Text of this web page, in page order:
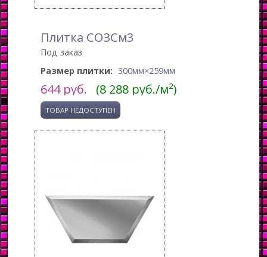
Плитка СОЗСм3
Под заказ
Размер плитки: 300мм×259мм
644руб. (8 288 руб./м²)